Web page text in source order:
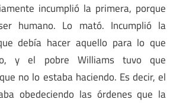
incumplió la primera, porque
humano. Lo mató. Incumplió la
debía hacer aquello para lo que
y el pobre Williams tuvo que
no lo estaba haciendo. Es decir, el
obedeciendo las órdenes que la